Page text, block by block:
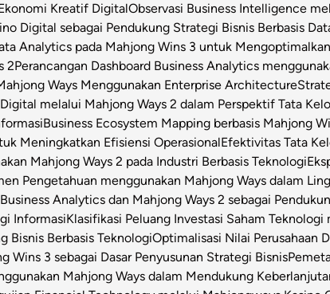
Kreatif DigitalObservasi Business Intelligence
Digital sebagai Pendukung Strategi Bisnis Berbasis
Analytics pada Mahjong Wins 3 untuk
2Perancangan Dashboard Business Analytics
Ways Menggunakan Enterprise Architecture
melalui Mahjong Ways 2 dalam Perspektif Tata
Business Ecosystem Mapping berbasis Mahjong
Meningkatkan Efisiensi OperasionalEfektivitas Tata
Mahjong Ways 2 pada Industri Berbasis Teknologi
Pengetahuan menggunakan Mahjong Ways dalam
Analytics dan Mahjong Ways 2 sebagai
InformasiKlasifikasi Peluang Investasi Saham
Bisnis Berbasis TeknologiOptimalisasi Nilai Perusahaan
Wins 3 sebagai Dasar Penyusunan Strategi Bisnis
Mahjong Ways dalam Mendukung